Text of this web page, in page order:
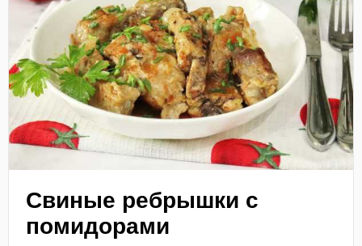
Свиные ребрышки с
помидорами